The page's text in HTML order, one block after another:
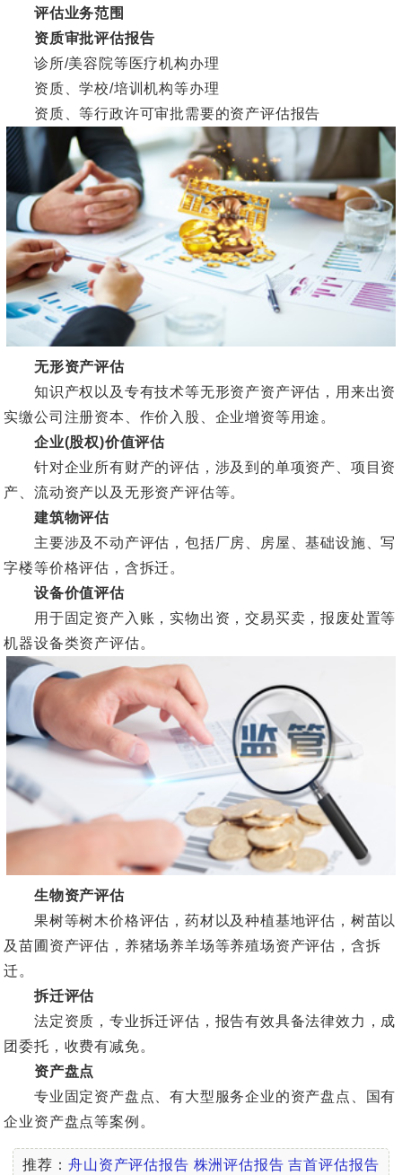
评估业务范围
资质审批评估报告
诊所/美容院等医疗机构办理
资质、学校/培训机构等办理
资质、等行政许可审批需要的资产评估报告
无形资产评估
知识产权以及专有技术等无形资产资产评估，用来出资
实缴公司注册资本、作价入股、企业增资等用途。
企业(股权)价值评估
针对企业所有财产的评估，涉及到的单项资产、项目资
产、流动资产以及无形资产评估等。
建筑物评估
主要涉及不动产评估，包括厂房、房屋、基础设施、写
字楼等价格评估，含拆迁。
设备价值评估
用于固定资产入账，实物出资，交易买卖，报废处置等
机器设备类资产评估。
生物资产评估
果树等树木价格评估，药材以及种植基地评估，树苗以
及苗圃资产评估，养猪场养羊场等养殖场资产评估，含拆
迁。
拆迁评估
法定资质，专业拆迁评估，报告有效具备法律效力，成
团委托，收费有减免。
资产盘点
专业固定资产盘点、有大型服务企业的资产盘点、国有
企业资产盘点等案例。
推荐：舟山资产评估报告 株洲评估报告 吉首评估报告